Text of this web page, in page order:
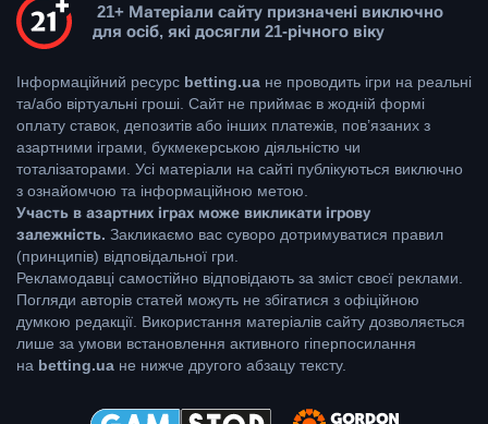
21+ Матеріали сайту призначені виключно
для осіб, які досягли 21-річного віку
Інформаційний ресурс betting.ua не проводить ігри на реальні
та/або віртуальні гроші. Сайт не приймає в жодній формі
оплату ставок, депозитів або інших платежів, пов’язаних з
азартними іграми, букмекерською діяльністю чи
тоталізаторами. Усі матеріали на сайті публікуються виключно
з ознайомчою та інформаційною метою.
Участь в азартних іграх може викликати ігрову
залежність. Закликаємо вас суворо дотримуватися правил
(принципів) відповідальної гри.
Рекламодавці самостійно відповідають за зміст своєї реклами.
Погляди авторів статей можуть не збігатися з офіційною
думкою редакції. Використання матеріалів сайту дозволяється
лише за умови встановлення активного гіперпосилання
на betting.ua не нижче другого абзацу тексту.